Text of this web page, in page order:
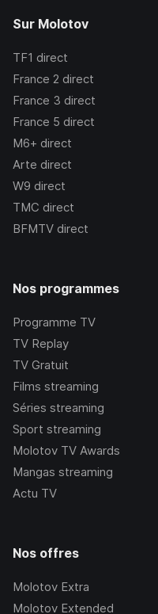
Sur Molotov
TF1 direct
France 2 direct
France 3 direct
France 5 direct
M6+ direct
Arte direct
W9 direct
TMC direct
BFMTV direct
Nos programmes
Programme TV
TV Replay
TV Gratuit
Films streaming
Séries streaming
Sport streaming
Molotov TV Awards
Mangas streaming
Actu TV
Nos offres
Molotov Extra
Molotov Extended